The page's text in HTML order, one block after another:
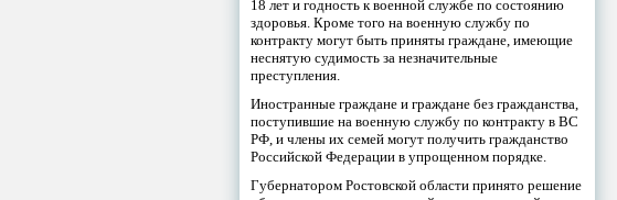
18 лет и годность к военной службе по состоянию
здоровья. Кроме того на военную службу по
контракту могут быть приняты граждане, имеющие
неснятую судимость за незначительные
преступления.
Иностранные граждане и граждане без гражданства,
поступившие на военную службу по контракту в ВС
РФ, и члены их семей могут получить гражданство
Российской Федерации в упрощенном порядке.
Губернатором Ростовской области принято решение